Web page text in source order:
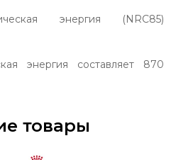
энергия (NRC85)
энергия составляет 870
товары